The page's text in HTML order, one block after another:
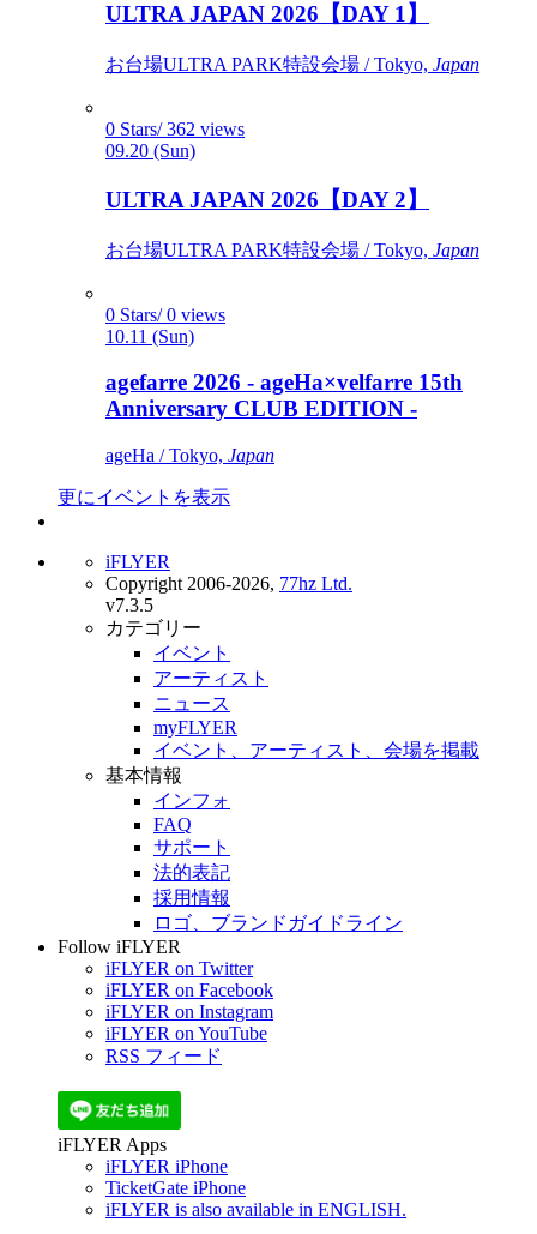
ULTRA JAPAN 2026【DAY 1】
お台場ULTRA PARK特設会場 / Tokyo, Japan
0 Stars/ 362 views
09.20 (Sun)
ULTRA JAPAN 2026【DAY 2】
お台場ULTRA PARK特設会場 / Tokyo, Japan
0 Stars/ 0 views
10.11 (Sun)
agefarre 2026 - ageHa×velfarre 15th
Anniversary CLUB EDITION -
ageHa / Tokyo, Japan
更にイベントを表示
iFLYER
Copyright 2006-2026, 77hz Ltd.
v7.3.5
カテゴリー
イベント
アーティスト
ニュース
myFLYER
イベント、アーティスト、会場を掲載
基本情報
インフォ
FAQ
サポート
法的表記
採用情報
ロゴ、ブランドガイドライン
Follow iFLYER
iFLYER on Twitter
iFLYER on Facebook
iFLYER on Instagram
iFLYER on YouTube
RSS フィード
iFLYER Apps
iFLYER iPhone
TicketGate iPhone
iFLYER is also available in ENGLISH.